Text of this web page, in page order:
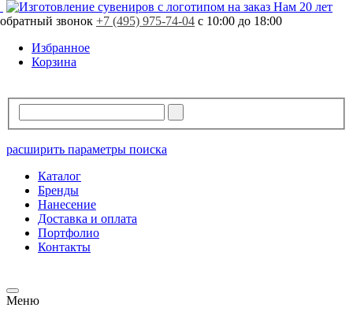
Нам 20 лет
обратный звонок +7 (495) 975-74-04 с 10:00 до 18:00
Избранное
Корзина
расширить параметры поиска
Каталог
Бренды
Нанесение
Доставка и оплата
Портфолио
Контакты
Меню
Свободно383 шт.
В резерве 0 шт.